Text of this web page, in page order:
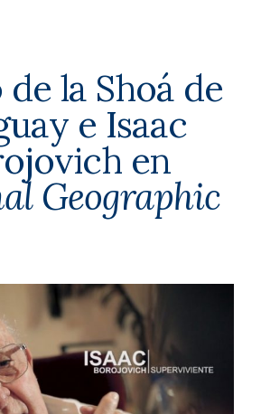
la Shoá de
e Isaac
en
Geographic